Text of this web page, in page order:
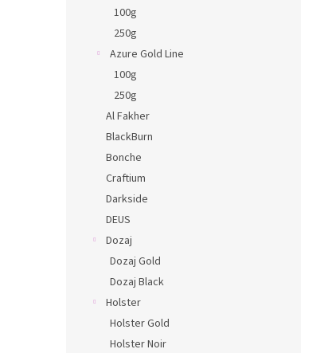
100g
250g
Azure Gold Line
100g
250g
Al Fakher
BlackBurn
Bonche
Craftium
Darkside
DEUS
Dozaj
Dozaj Gold
Dozaj Black
Holster
Holster Gold
Holster Noir